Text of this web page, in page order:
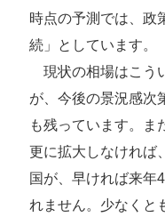
時点の予測では、政
続」としています。
現状の相場はこう
が、今後の景況感次
も残っています。ま
更に拡大しなければ
国が、早ければ来年
れません。少なくと